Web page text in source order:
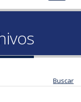
Buscar